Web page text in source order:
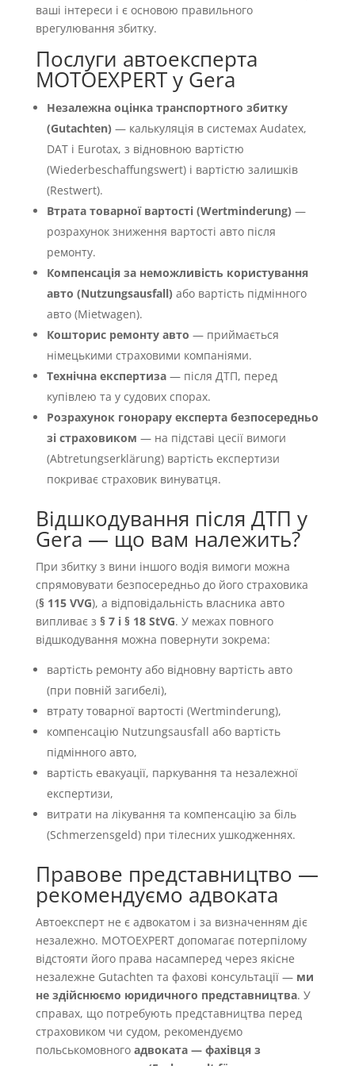
ваші інтереси і є основою правильного
врегулювання збитку.
Послуги автоексперта
MOTOEXPERT у Gera
Незалежна оцінка транспортного збитку
(Gutachten) — калькуляція в системах Audatex,
DAT і Eurotax, з відновною вартістю
(Wiederbeschaffungswert) і вартістю залишків
(Restwert).
Втрата товарної вартості (Wertminderung) —
розрахунок зниження вартості авто після
ремонту.
Компенсація за неможливість користування
авто (Nutzungsausfall) або вартість підмінного
авто (Mietwagen).
Кошторис ремонту авто — приймається
німецькими страховими компаніями.
Технічна експертиза— після ДТП, перед
купівлею та у судових спорах.
Розрахунок гонорару експерта безпосередньо
зі страховиком — на підставі цесії вимоги
(Abtretungserklärung) вартість експертизи
покриває страховик винуватця.
Відшкодування після ДТП у
Gera — що вам належить?
При збитку з вини іншого водія вимоги можна
спрямовувати безпосередньо до його страховика
(§ 115 VVG), а відповідальність власника авто
випливає з § 7 і § 18 StVG. У межах повного
відшкодування можна повернути зокрема:
вартість ремонту або відновну вартість авто
(при повній загибелі),
втрату товарної вартості (Wertminderung),
компенсацію Nutzungsausfall або вартість
підмінного авто,
вартість евакуації, паркування та незалежної
експертизи,
витрати на лікування та компенсацію за біль
(Schmerzensgeld) при тілесних ушкодженнях.
Правове представництво —
рекомендуємо адвоката
Автоексперт не є адвокатом і за визначенням діє
незалежно. MOTOEXPERT допомагає потерпілому
відстояти його права насамперед через якісне
незалежне Gutachten та фахові консультації — ми
не здійснюємо юридичного представництва. У
справах, що потребують представництва перед
страховиком чи судом, рекомендуємо
польськомовного адвоката — фахівця з